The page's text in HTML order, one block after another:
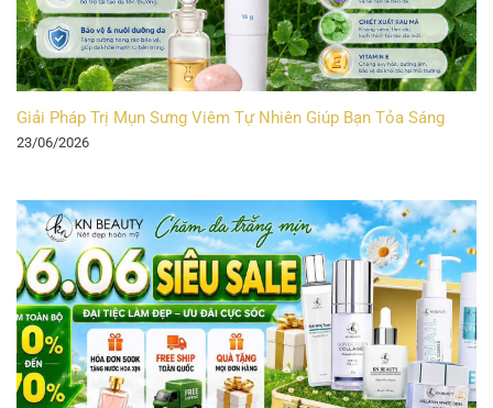
Giải Pháp Trị Mụn Sưng Viêm Tự Nhiên Giúp Bạn Tỏa Sáng
23/06/2026